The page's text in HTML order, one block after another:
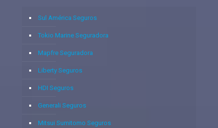
Sul América Seguros
Tokio Marine Seguradora
Mapfre Seguradora
Liberty Seguros
HDI Seguros
Generali Seguros
Mitsui Sumitomo Seguros